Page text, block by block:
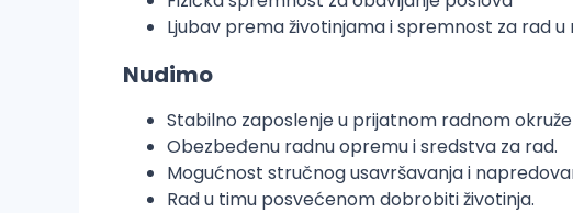
Ljubav prema životinjama i spremnost za rad u
Nudimo
Stabilno zaposlenje u prijatnom radnom
Obezbeđenu radnu opremu i sredstva za rad.
Mogućnost stručnog usavršavanja i
Rad u timu posvećenom dobrobiti životinja.